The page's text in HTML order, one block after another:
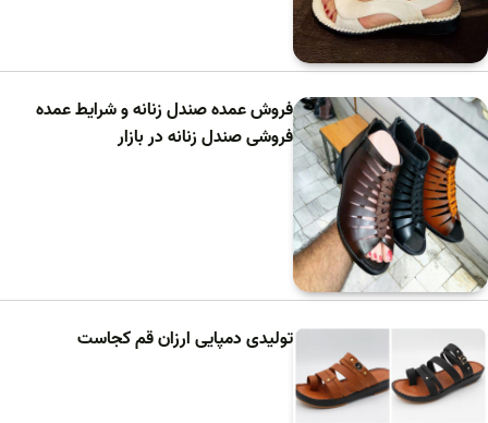
فروش عمده صندل زنانه و شرایط عمده
فروشی صندل زنانه در بازار
تولیدی دمپایی ارزان قم کجاست